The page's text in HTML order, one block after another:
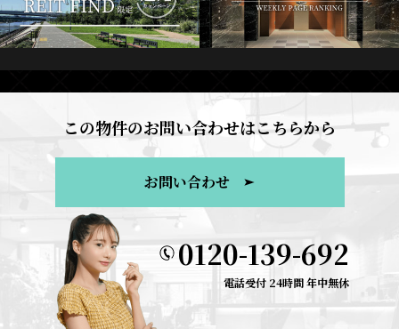
この物件のお問い合わせはこちらから
お問い合わせ
0120-139-692
電話受付 24時間 年中無休